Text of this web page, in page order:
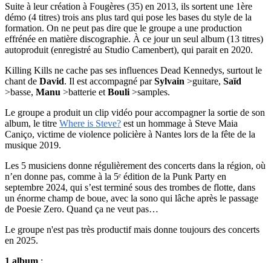
Suite à leur création à Fougères (35) en 2013, ils sortent une 1ère
démo (4 titres) trois ans plus tard qui pose les bases du style de la
formation. On ne peut pas dire que le groupe a une production
effrénée en matière discographie. À ce jour un seul album (13 titres)
autoproduit (enregistré au Studio Camenbert), qui parait en 2020.
Killing Kills ne cache pas ses influences Dead Kennedys, surtout le
chant de David. Il est accompagné parSylvain >guitare, Saïd
>basse, Manu >batterie et Bouli >samples.
Le groupe a produit un clip vidéo pour accompagner la sortie de son
album, le titre Where is Steve? est un hommage à Steve Maia
Caniço, victime de violence policière à Nantes lors de la fête de la
musique 2019.
Les 5 musiciens donne régulièrement des concerts dans la région, où
n’en donne pas, comme à la 5ᵉ édition de la Punk Party en
septembre 2024, qui s’est terminé sous des trombes de flotte, dans
un énorme champ de boue, avec la sono qui lâche après le passage
de Poesie Zero. Quand ça ne veut pas…
Le groupe n'est pas très productif mais donne toujours des concerts
en 2025.
1 album :